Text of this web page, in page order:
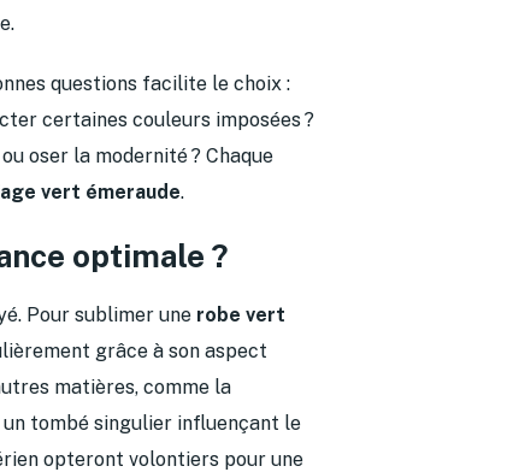
questions facilite le choix :
certaines couleurs imposées ?
ou oser la modernité ? Chaque
vert émeraude.
optimale ?
Pour sublimer une robe vert
grâce à son aspect
matières, comme la
tombé singulier influençant le
opteront volontiers pour une